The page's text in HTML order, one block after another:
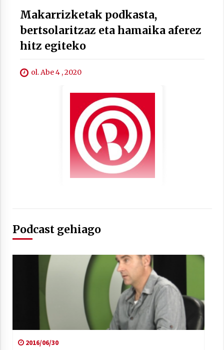
Arrosaren laburpen bideoa Hamaika
2021/06/30
Makarrizketak podkasta,
bertsolaritzaz eta hamaika aferez
hitz egiteko
ol. Abe 4 , 2020
Podcast gehiago
2016/06/30